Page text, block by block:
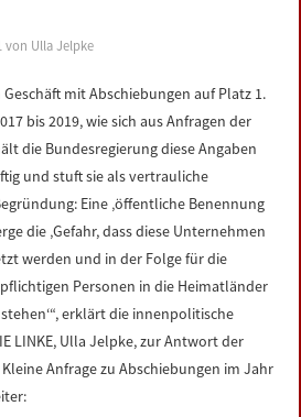
von Ulla Jelpke
mit Abschiebungen auf Platz 1.
bis 2019, wie sich aus Anfragen der
die Bundesregierung diese Angaben
und stuft sie als vertrauliche
Eine ‚öffentliche Benennung
die ‚Gefahr, dass diese Unternehmen
werden und in der Folge für die
Personen in die Heimatländer
erklärt die innenpolitische
LINKE, Ulla Jelpke, zur Antwort der
Anfrage zu Abschiebungen im Jahr